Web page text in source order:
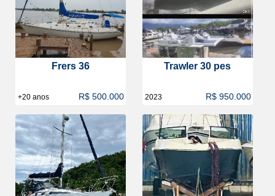
Frers 36
+20 anos R$ 500.000
Trawler 30 pes
2023 R$ 950.000